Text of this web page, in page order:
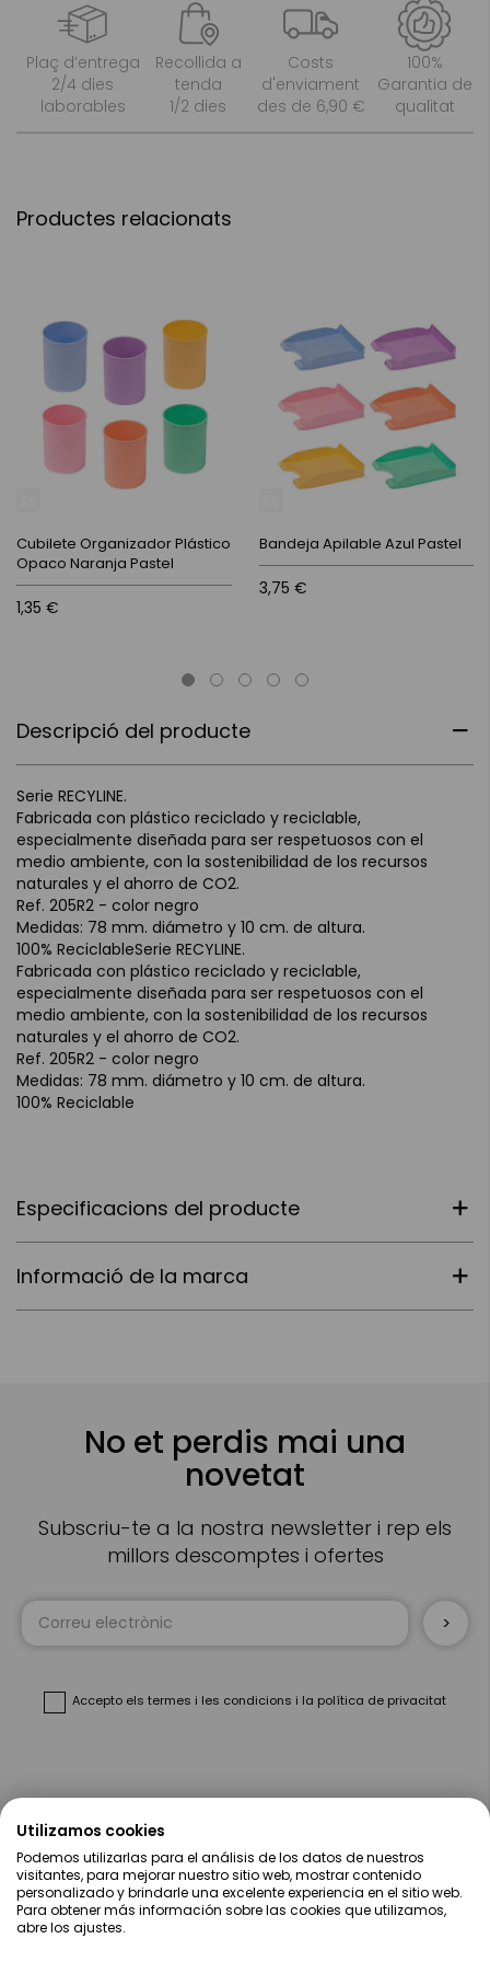
Plaç d’entrega
2/4 dies
laborables
Recollida a
tenda
1/2 dies
Costs
d'enviament
des de 6,90 €
100%
Garantia de
qualitat
Descripció del producte
Serie RECYLINE.
Fabricada con plástico reciclado y reciclable,
especialmente diseñada para ser respetuosos con el
medio ambiente, con la sostenibilidad de los recursos
naturales y el ahorro de CO2.
Ref. 205R2 - color negro
Medidas: 78 mm. diámetro y 10 cm. de altura.
100% ReciclableSerie RECYLINE.
Fabricada con plástico reciclado y reciclable,
especialmente diseñada para ser respetuosos con el
medio ambiente, con la sostenibilidad de los recursos
naturales y el ahorro de CO2.
Ref. 205R2 - color negro
Medidas: 78 mm. diámetro y 10 cm. de altura.
100% Reciclable
Especificacions del producte
Informació de la marca
Productes relacionats
Cubilete Organizador Plástico
Opaco Naranja Pastel
1,35 €
Bandeja Apilable Azul Pastel
3,75 €
No et perdis mai una
novetat
Subscriu-te a la nostra newsletter i rep els
millors descomptes i ofertes
Sign
Accepto els termes i les condicions i la política de privacitat
Sobre Nosaltres
Ajuda
Compres
Utilizamos cookies
Podemos utilizarlas para el análisis de los datos de nuestros
visitantes, para mejorar nuestro sitio web, mostrar contenido
personalizado y brindarle una excelente experiencia en el sitio web.
Para obtener más información sobre las cookies que utilizamos,
abre los ajustes.